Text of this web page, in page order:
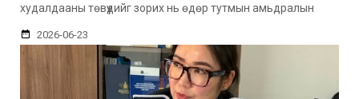
худалдааны төвүүдийг зорих нь өдөр тутмын амьдралын
2026-06-23